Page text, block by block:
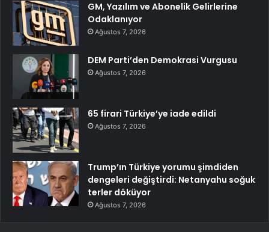
GM, Yazılım ve Abonelik Gelirlerine
Odaklanıyor
Ağustos 7, 2026
DEM Parti’den Demokrasi Vurgusu
Ağustos 7, 2026
65 firari Türkiye’ye iade edildi
Ağustos 7, 2026
Trump’ın Türkiye yorumu şimdiden
dengeleri değiştirdi: Netanyahu soğuk
terler döküyor
Ağustos 7, 2026